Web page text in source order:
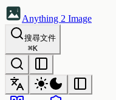
Anything 2 Image
搜尋文件
⌘K